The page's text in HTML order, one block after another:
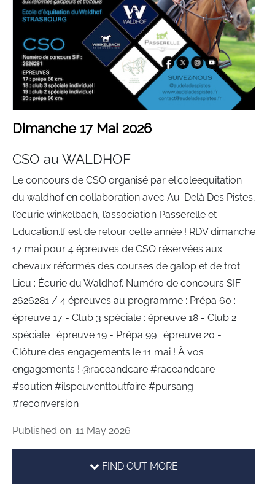
Dimanche 17 Mai 2026
CSO au WALDHOF
Le concours de CSO organisé par el'coleequitation
du waldhof en collaboration avec Au-Delà Des Pistes,
l'ecurie winkelbach, l’association Passerelle et
Education.lf est de retour cette année ! RDV dimanche
17 mai pour 4 épreuves de CSO réservées aux
chevaux réformés des courses de galop et de trot.
Lieu : Écurie du Waldhof. Numéro de concours SIF :
2626281 / 4 épreuves au programme : Prépa 60 :
épreuve 17 - Club 3 spéciale : épreuve 18 - Club 2
spéciale : épreuve 19 - Prépa 99 : épreuve 20 -
Clôture des engagements le 11 mai ! À vos
engagements ! @raceandcare #raceandcare
#soutien #ilspeuventtoutfaire #pursang
#reconversion
Published on: 11 May 2026
FIND OUT MORE